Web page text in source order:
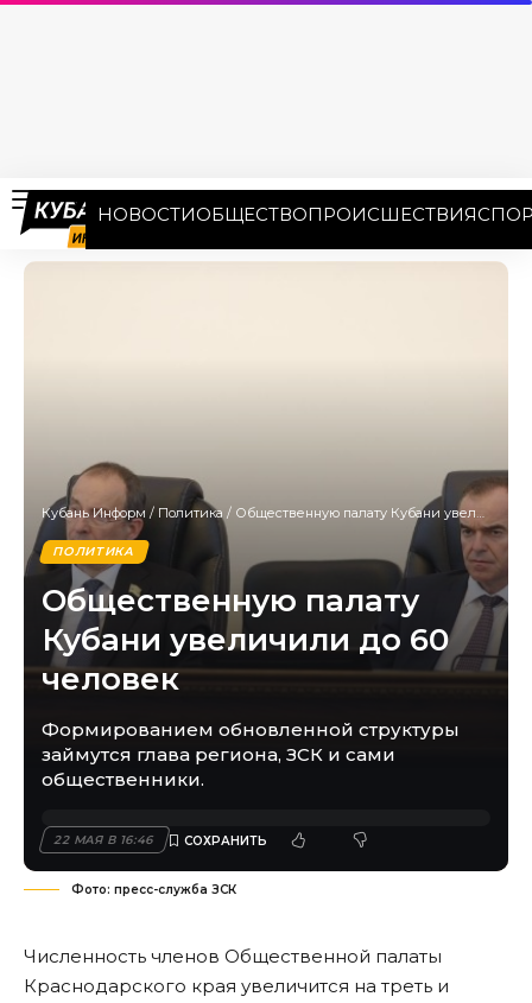
НОВОСТИОБЩЕСТВОПРОИСШЕСТВИЯ
Кубань Информ / Политика / Общественную палату Кубани увеличили до 60 человек
ПОЛИТИКА
Общественную палату
Кубани увеличили до 60
человек
Формированием обновленной структуры
займутся глава региона, ЗСК и сами
общественники.
22 МАЯ В 16:46
Фото: пресс-служба ЗСК
Численность членов Общественной палаты
Краснодарского края увеличится на треть и